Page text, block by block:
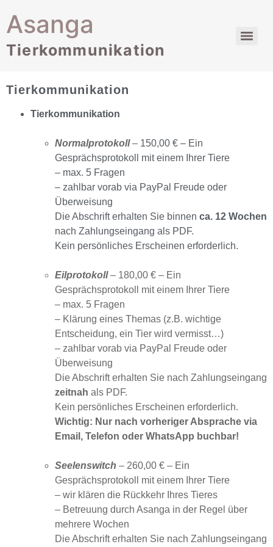
Asanga
Tierkommunikation
Tierkommunikation
Tierkommunikation
Normalprotokoll– 150,00 € – Ein
Gesprächsprotokoll mit einem Ihrer Tiere
– max. 5 Fragen
– zahlbar vorab via PayPal Freude oder
Überweisung
Die Abschrift erhalten Sie binnen ca. 12 Wochen
nach Zahlungseingang als PDF.
Kein persönliches Erscheinen erforderlich.
Eilprotokoll– 180,00 € – Ein
Gesprächsprotokoll mit einem Ihrer Tiere
– max. 5 Fragen
– Klärung eines Themas (z.B. wichtige
Entscheidung, ein Tier wird vermisst…)
– zahlbar vorab via PayPal Freude oder
Überweisung
Die Abschrift erhalten Sie nach Zahlungseingang
zeitnah als PDF.
Kein persönliches Erscheinen erforderlich.
Wichtig: Nur nach vorheriger Absprache via
Email, Telefon oder WhatsApp buchbar!
Seelenswitch – 260,00 € – Ein
Gesprächsprotokoll mit einem Ihrer Tiere
– wir klären die Rückkehr Ihres Tieres
– Betreuung durch Asanga in der Regel über
mehrere Wochen
Die Abschrift erhalten Sie nach Zahlungseingang